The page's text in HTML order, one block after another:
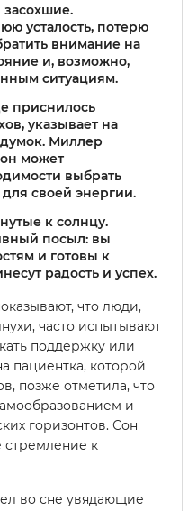
усталость, потерю
внимание на
и, возможно,
ситуациям.
приснилось
указывает на
Миллер
может
выбрать
своей энергии.
к солнцу.
посыл: вы
и готовы к
радость и успех.
что люди,
часто испытывают
поддержку или
пациентка, которой
позже отметила, что
и
горизонтов. Сон
стремление к
во сне увядающие